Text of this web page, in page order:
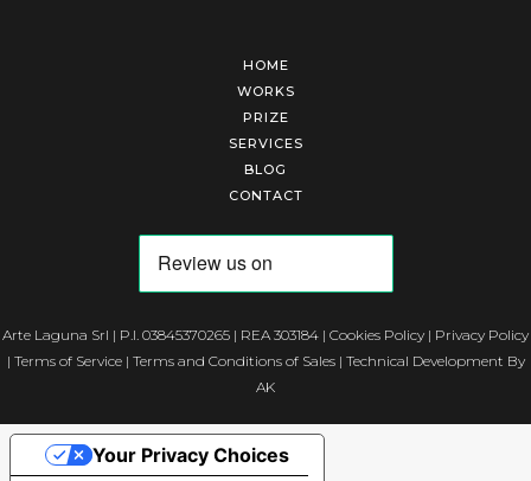
HOME
WORKS
PRIZE
SERVICES
BLOG
CONTACT
Arte Laguna Srl | P.I. 03845370265 | REA 303184 | Cookies Policy | Privacy Policy
| Terms of Service| Terms and Conditions of Sales| Technical Development By
AK
Your Privacy Choices